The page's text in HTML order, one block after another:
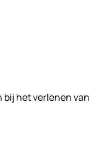
bij het verlenen van